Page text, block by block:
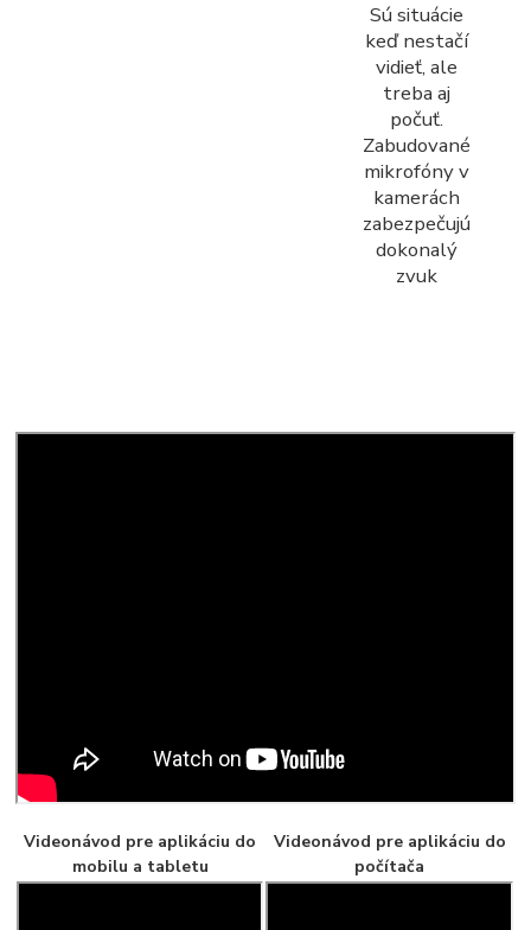
Sú situácie
keď nestačí
vidieť, ale
treba aj
počuť.
Zabudované
mikrofóny v
kamerách
zabezpečujú
dokonalý
zvuk
Videonávod pre aplikáciu do
mobilu a tabletu
Videonávod pre aplikáciu do
počítača